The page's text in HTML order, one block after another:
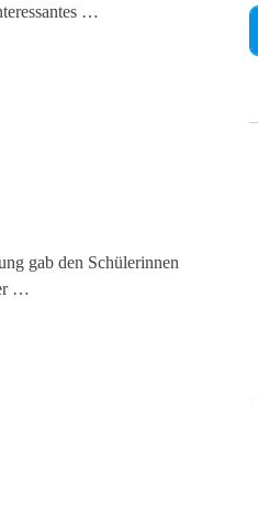
…
gab den Schülerinnen
…